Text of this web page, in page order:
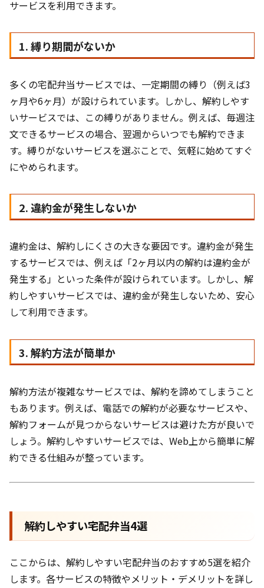
サービスを利用できます。
1. 縛り期間がないか
多くの宅配弁当サービスでは、一定期間の縛り（例えば3
ヶ月や6ヶ月）が設けられています。しかし、解約しやす
いサービスでは、この縛りがありません。例えば、毎週注
文できるサービスの場合、翌週からいつでも解約できま
す。縛りがないサービスを選ぶことで、気軽に始めてすぐ
にやめられます。
2. 違約金が発生しないか
違約金は、解約しにくさの大きな要因です。違約金が発生
するサービスでは、例えば「2ヶ月以内の解約は違約金が
発生する」といった条件が設けられています。しかし、解
約しやすいサービスでは、違約金が発生しないため、安心
して利用できます。
3. 解約方法が簡単か
解約方法が複雑なサービスでは、解約を諦めてしまうこと
もあります。例えば、電話での解約が必要なサービスや、
解約フォームが見つからないサービスは避けた方が良いで
しょう。解約しやすいサービスでは、Web上から簡単に解
約できる仕組みが整っています。
解約しやすい宅配弁当4選
ここからは、解約しやすい宅配弁当のおすすめ5選を紹介
します。各サービスの特徴やメリット・デメリットを詳し